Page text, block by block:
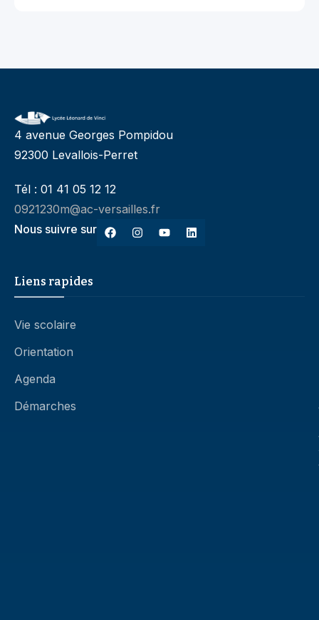
4 avenue Georges Pompidou
92300 Levallois-Perret
Tél : 01 41 05 12 12
0921230m@ac-versailles.fr
Nous suivre sur
Liens rapides
Vie scolaire
Orientation
Agenda
Démarches